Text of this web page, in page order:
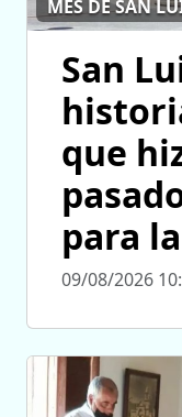
MES DE SAN
San
que
para
09/08/2026